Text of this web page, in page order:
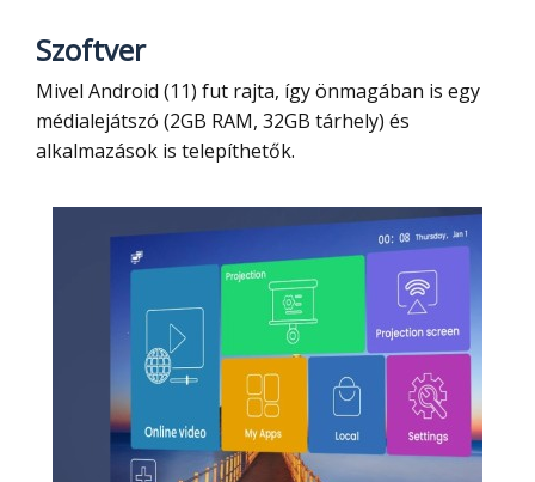
Szoftver
Mivel Android (11) fut rajta, így önmagában is egy
médialejátszó (2GB RAM, 32GB tárhely) és
alkalmazások is telepíthetők.